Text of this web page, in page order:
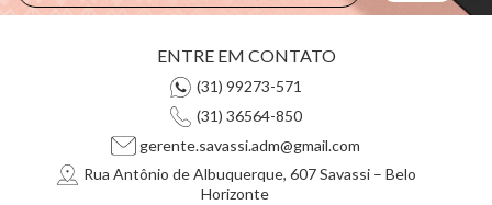
ENTRE EM CONTATO
(31) 99273-571
(31) 36564-850
gerente.savassi.adm@gmail.com
Rua Antônio de Albuquerque, 607 Savassi – Belo
Horizonte